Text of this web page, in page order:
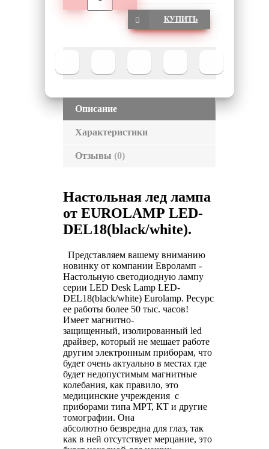
КУПИТЬ
Описание
Характеристики
Отзывы (0)
Настольная лед лампа
от EUROLAMP LED-
DEL18(black/white).
Представляем вашему вниманию
новинку от компании Евроламп -
Настольную светодиодную лампу
серии LED Desk Lamp LED-
DEL18(black/white) Eurolamp. Ресурс
ее работы более 50 тыс. часов!
Имеет магнитно-
защищенный, изолированный led
драйвер, который не мешает работе
другим электроннымприборам, что
будет очень актуально в местах где
будет недопустимым магнитные
колебания, как правило, это
медицинские учреждения с
приборами типа МРТ, КТ и другие
томографии. Она
абсолютно безвредна для глаз, так
как в ней отсутствует мерцание, это